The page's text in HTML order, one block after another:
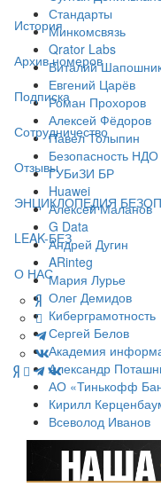
История
Архив номеров
Подписка
Сотрудничество
Отзывы
ЭНЦИКЛОПЕДИЯ
LEAK-БЕЗ
О НАС
Стандарты
Минкомсвязь
Qrator Labs
Виталий
Евгений Царёв
Роман Прохоров
Алексей Фёдоров
Павел Толыпин
Безопасность НДО
ГУБиЗИ БР
Huawei
Алексей Маланов
G Data
Андрей Дугин
ARinteg
Мария Лурье
Олег Демидов
Киберграмотность
Сергей Белов
Академия
Александр
АО «Тинькофф
Кирилл
Всеволод Иванов